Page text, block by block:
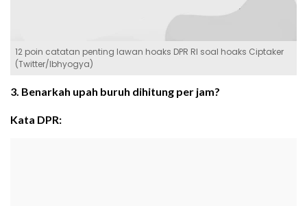
12 poin catatan penting lawan hoaks DPR RI soal hoaks Ciptaker
(Twitter/lbhyogya)
3. Benarkah upah buruh dihitung per jam?
Kata DPR: